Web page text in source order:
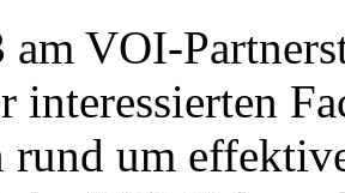
VOI-
rund um